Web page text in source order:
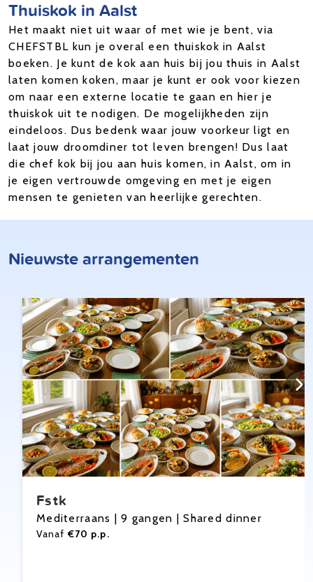
Thuiskok in Aalst
Het maakt niet uit waar of met wie je bent, via
CHEFSTBL kun je overal een thuiskok in Aalst
boeken. Je kunt de kok aan huis bij jou thuis in Aalst
laten komen koken, maar je kunt er ook voor kiezen
om naar een externe locatie te gaan en hier je
thuiskok uit te nodigen. De mogelijkheden zijn
eindeloos. Dus bedenk waar jouw voorkeur ligt en
laat jouw droomdiner tot leven brengen! Dus laat
die chef kok bij jou aan huis komen, in Aalst, om in
je eigen vertrouwde omgeving en met je eigen
mensen te genieten van heerlijke gerechten.
Nieuwste arrangementen
Fstk
Mediterraans | 9 gangen | Shared dinner
Vanaf €70 p.p.